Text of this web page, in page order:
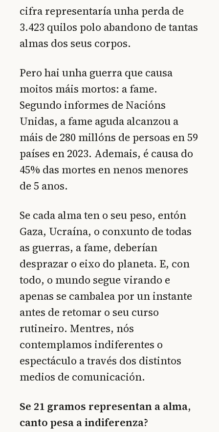
cifra representaría unha perda de
3.423 quilos polo abandono de tantas
almas dos seus corpos.
Pero hai unha guerra que causa
moitos máis mortos: a fame.
Segundo informes de Nacións
Unidas, a fame aguda alcanzou a
máis de 280 millóns de persoas en 59
países en 2023. Ademais, é causa do
45% das mortes en nenos menores
de 5 anos.
Se cada alma ten o seu peso, entón
Gaza, Ucraína, o conxunto de todas
as guerras, a fame, deberían
desprazar o eixo do planeta. E, con
todo, o mundo segue virando e
apenas se cambalea por un instante
antes de retomar o seu curso
rutineiro. Mentres, nós
contemplamos indiferentes o
espectáculo a través dos distintos
medios de comunicación.
Se 21 gramos representan a alma,
canto pesa a indiferenza?